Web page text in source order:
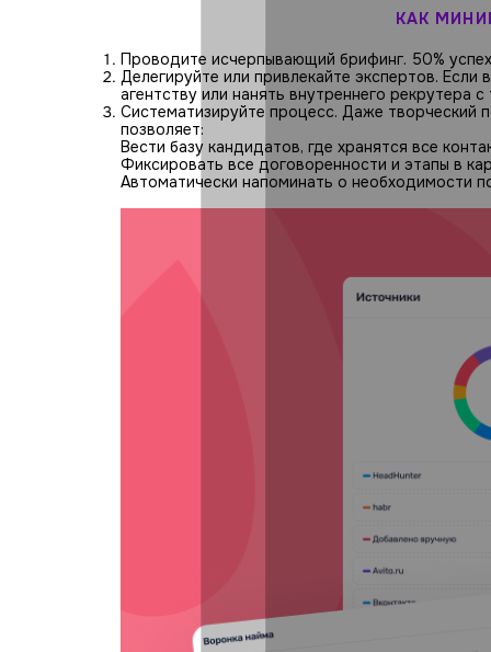
КАК
Проводите исчерпывающий брифинг. 50%
Делегируйте или привлекайте экспертов.
агентству или нанять внутреннего рекрутера с
Систематизируйте процесс. Даже
позволяет:
Вести базу кандидатов, где хранятся все
Фиксировать все договоренности и этапы в
Автоматически напоминать о необходимости